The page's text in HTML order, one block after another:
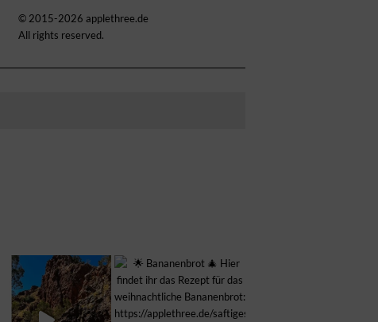
© 2015-2026 applethree.de
All rights reserved.